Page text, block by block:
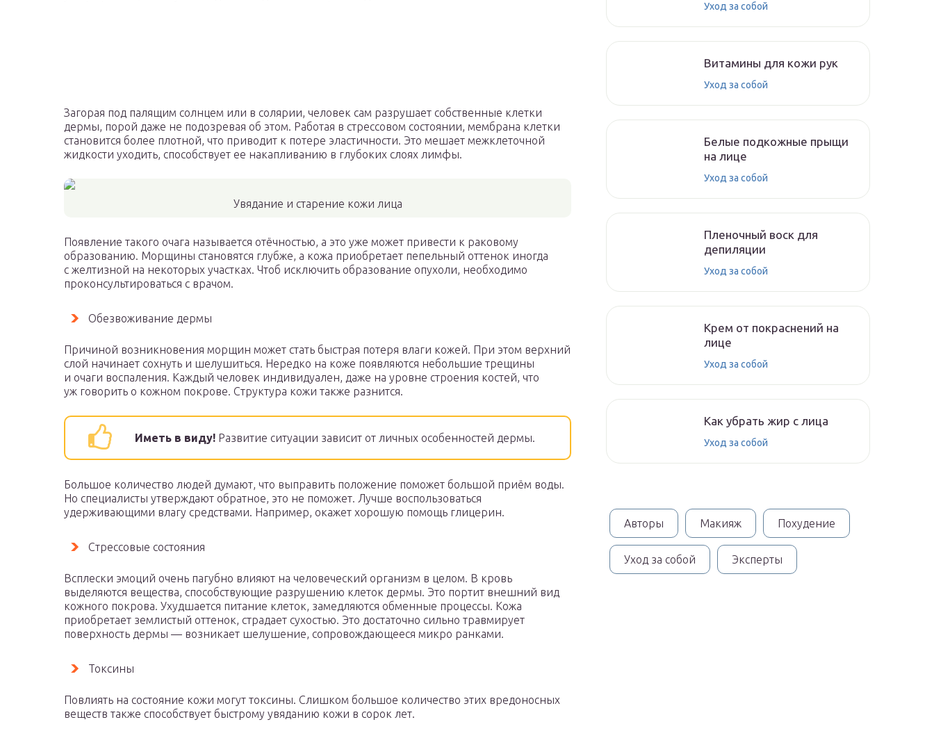
Загорая под палящим солнцем или в солярии, человек сам разрушает собственные клетки
дермы, порой даже не подозревая об этом. Работая в стрессовом состоянии, мембрана клетки
становится более плотной, что приводит к потере эластичности. Это мешает межклеточной
жидкости уходить, способствует ее накапливанию в глубоких слоях лимфы.
Увядание и старение кожи лица
Появление такого очага называется отёчностью, а это уже может привести к раковому
образованию. Морщины становятся глубже, а кожа приобретает пепельный оттенок иногда
с желтизной на некоторых участках. Чтоб исключить образование опухоли, необходимо
проконсультироваться с врачом.
Обезвоживание дермы
Причиной возникновения морщин может стать быстрая потеря влаги кожей. При этом верхний
слой начинает сохнуть и шелушиться. Нередко на коже появляются небольшие трещины
и очаги воспаления. Каждый человек индивидуален, даже на уровне строения костей, что
уж говорить о кожном покрове. Структура кожи также разнится.
Иметь в виду! Развитие ситуации зависит от личных особенностей дермы.
Большое количество людей думают, что выправить положение поможет большой приём воды.
Но специалисты утверждают обратное, это не поможет. Лучше воспользоваться
удерживающими влагу средствами. Например, окажет хорошую помощь глицерин.
Стрессовые состояния
Всплески эмоций очень пагубно влияют на человеческий организм в целом. В кровь
выделяются вещества, способствующие разрушению клеток дермы. Это портит внешний вид
кожного покрова. Ухудшается питание клеток, замедляются обменные процессы. Кожа
приобретает землистый оттенок, страдает сухостью. Это достаточно сильно травмирует
поверхность дермы — возникает шелушение, сопровождающееся микро ранками.
Токсины
Повлиять на состояние кожи могут токсины. Слишком большое количество этих вредоносных
веществ также способствует быстрому увяданию кожи в сорок лет.
Уход за собой
Витамины для кожи рук
Уход за собой
Белые подкожные прыщи
на лице
Уход за собой
Пленочный воск для
депиляции
Уход за собой
Крем от покраснений на
лице
Уход за собой
Как убрать жир с лица
Уход за собой
Авторы Макияж Похудение
Уход за собой Эксперты